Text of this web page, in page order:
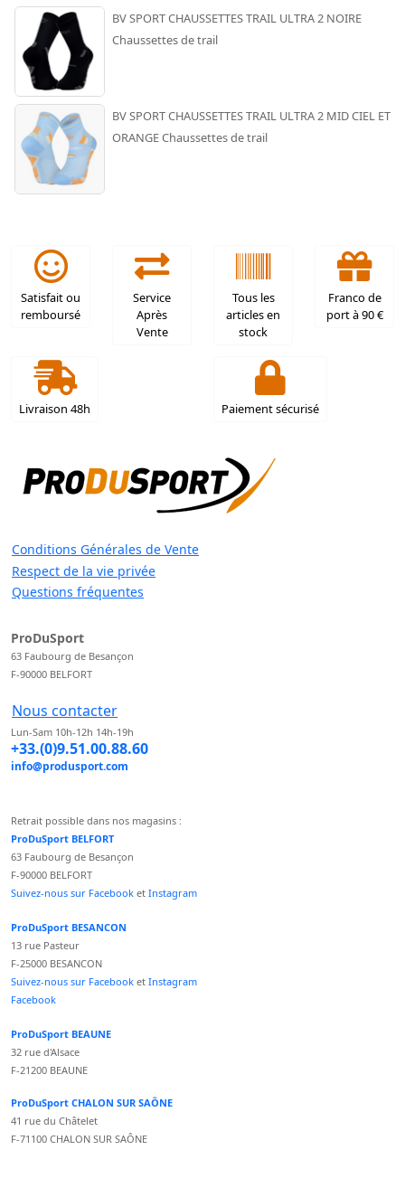
BV SPORT CHAUSSETTES TRAIL ULTRA 2 NOIRE
Chaussettes de trail
BV SPORT CHAUSSETTES TRAIL ULTRA 2 MID CIEL ET
ORANGE Chaussettes de trail
Satisfait ou
remboursé
Service
Après
Vente
Tous les
articles en
stock
Franco de
port à 90 €
Livraison 48h Paiement sécurisé
Conditions Générales de Vente
Respect de la vie privée
Questions fréquentes
ProDuSport
63 Faubourg de Besançon
F-90000 BELFORT
Nous contacter
Lun-Sam 10h-12h 14h-19h
+33.(0)9.51.00.88.60
info@produsport.com
Retrait possible dans nos magasins :
ProDuSport BELFORT
63 Faubourg de Besançon
F-90000 BELFORT
Suivez-nous sur Facebook et Instagram
ProDuSport BESANCON
13 rue Pasteur
F-25000 BESANCON
Suivez-nous sur Facebook et Instagram
Facebook
ProDuSport BEAUNE
32 rue d'Alsace
F-21200 BEAUNE
ProDuSport CHALON SUR SAÔNE
41 rue du Châtelet
F-71100 CHALON SUR SAÔNE